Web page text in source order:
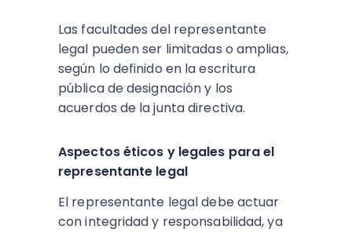
Las facultades del representante
legal pueden ser limitadas o amplias,
según lo definido en la escritura
pública de designación y los
acuerdos de la junta directiva.
Aspectos éticos y legales para el
representante legal
El representante legal debe actuar
con integridad y responsabilidad, ya